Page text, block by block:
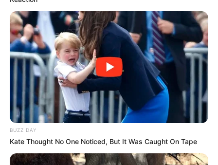
Tiercé Quinté du jour dans la réunion n°1 sur l’hippodrome
BUZZ DAY
Kate Thought No One Noticed, But It Was Caught On Tape